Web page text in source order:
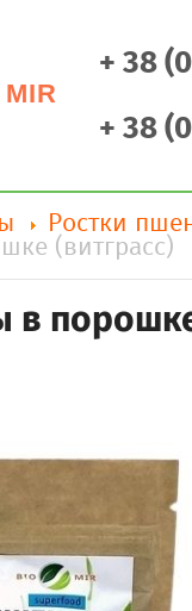
MIR
+ 38
+ 38
Ростки
(витграсс)